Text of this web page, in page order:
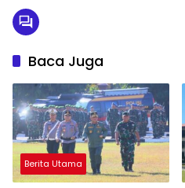
Baca Juga
Berita Utama